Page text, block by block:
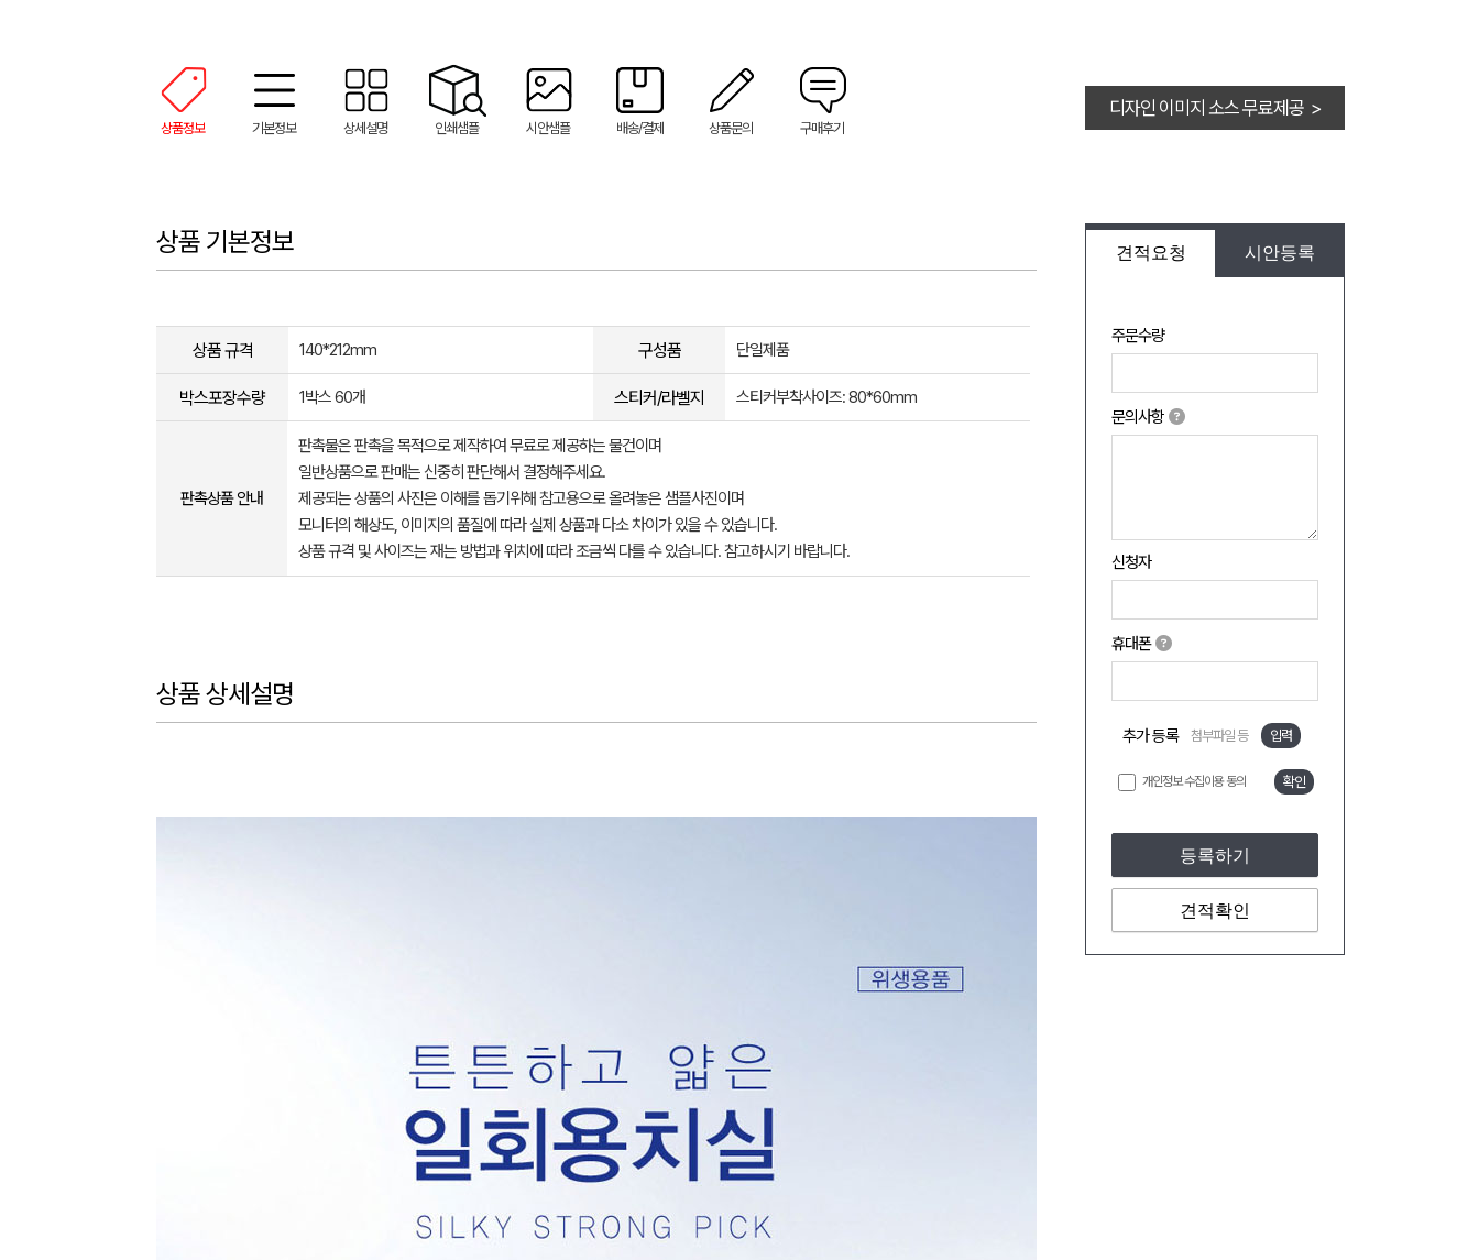
상품정보 기본정보 상세설명 인쇄샘플 시안샘플 배송/결제 상품문의 구매후기
디자인 이미지 소스 무료제공 >
견적요청 시안등록
주문수량
문의사항
신청자
휴대폰
추가 등록 첨부파일 등 입력
개인정보 수집이용 동의 확인
등록하기
견적확인
상품 기본정보
상품 규격 140*212mm 구성품 단일제품
박스포장수량 1박스 60개 스티커/라벨지 스티커부착사이즈: 80*60mm
판촉상품 안내
판촉물은 판촉을 목적으로 제작하여 무료로 제공하는 물건이며
일반상품으로 판매는 신중히 판단해서 결정해주세요.
제공되는 상품의 사진은 이해를 돕기위해 참고용으로 올려놓은 샘플사진이며
모니터의 해상도, 이미지의 품질에 따라 실제 상품과 다소 차이가 있을 수 있습니다.
상품 규격 및 사이즈는 재는 방법과 위치에 따라 조금씩 다를 수 있습니다. 참고하시기 바랍니다.
상품 상세설명